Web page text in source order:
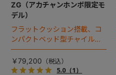
ZG（アカチャンホンポ限定モ
デル）
フラットクッション搭載、コ
ンパクトベッド型チャイルド
シート（2025年モデル）。
￥79,200
5.0（1）